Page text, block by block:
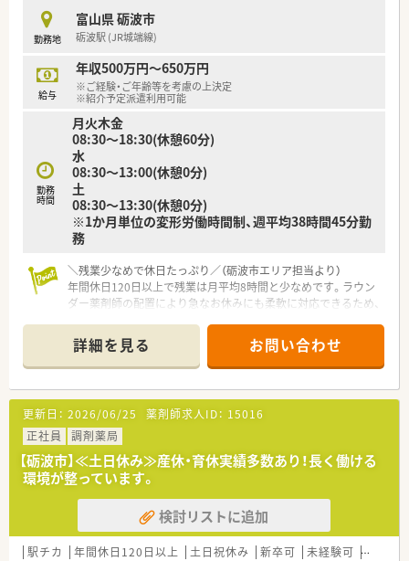
■店舗形態は総合病院門前、クリニック門前、漢方取扱店舗な
ど、様々な店舗形態がありスキルアップできる環境が整っており
ます。
■全薬局に調剤監査装置をはじめ、全自動分包機、ＰＴＰシート
払出装置、水剤分注機など調剤の最新機器も積極的に導入してお
り、安全で信頼性の高いスピーディーな調剤ときめ細やかな情報
提供を実現しています。
≪ 福利厚生について ≫
■年間休日は120日以上ですのでワークライフバランスが取り
やすい環境です。
■育休取得率100％でライフイベントを迎えても長くご勤務いた
だける様にお子さんが3歳になるまで時短勤務可能です。
■有給取得率62％
■平均勤続年数10年
■県外出身の方や自宅からのご通勤が困難な場合は社宅制度も
ございます。
■薬学生（大学院生を含む）を対象に奨学金制度も設けていま
す。月額：上限70,000円 期間：卒業月まで最長12ヶ月 対象者：新
卒卒業予定者で当社へ入社いただける方（入社内定の方）返済：卒
業後、薬剤師として3年間勤務により返済免除
■7年、10年、20年勤続で勤続表彰あり。
■持株会制度あり。
≪ 研修制度 ≫
■定期社内研修会やマネジメント研修、認定取得のサポートなど
教育制度も充実しております。
勤務地
富山県 砺波市
砺波駅 (JR城端線)
給与
年収500万円～650万円
※ご経験・ご年齢等を考慮の上決定
※紹介予定派遣利用可能
勤務
時間
月火木金
08:30～18:30(休憩60分)
水
08:30～13:00(休憩0分)
土
08:30～13:30(休憩0分)
※1か月単位の変形労働時間制、週平均38時間45分勤
務
＼残業少なめで休日たっぷり／（砺波市エリア担当より）
年間休日120日以上で残業は月平均8時間と少なめです。ラウン
ダー薬剤師の配置により急なお休みにも柔軟に対応できるため、
＊------------------------------------------＊
【店舗情報と応需状況について】
■砺波駅から徒歩10分ほどの場所に位置しており、通勤しやす
い立地が魅力の調剤薬局です。
■主に近隣の眼科クリニックから処方箋を応需しており、1日あ
たりの枚数は40枚から50枚ほどとなります。
■薬局内は薬剤師2名と数名の事務員が在籍しており、少人数で
アットホームな落ち着いた環境となっています。
【募集背景と求める人物像について】
■今回は体制強化に伴う募集となっており、周囲と協力しながら
円滑に業務を進められる方を求めています。
■眼科の専門性を学びたい意欲のある方や、地域に密着して患者
詳細を見る お問い合わせ
更新日： 2026/06/25 薬剤師求人ID： 15016
正社員
調剤薬局
【砺波市】≪土日休み≫産休・育休実績多数あり！長く働ける
環境が整っています。
検討リストに追加
駅チカ 年間休日120日以上 土日祝休み 新卒可 未経験可 ブラン